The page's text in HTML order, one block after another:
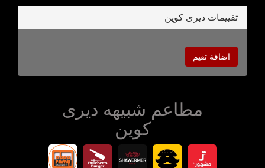
تقييمات ديرى كوين
اضافة تقيم
مطاعم شبيهه ديرى
كوين